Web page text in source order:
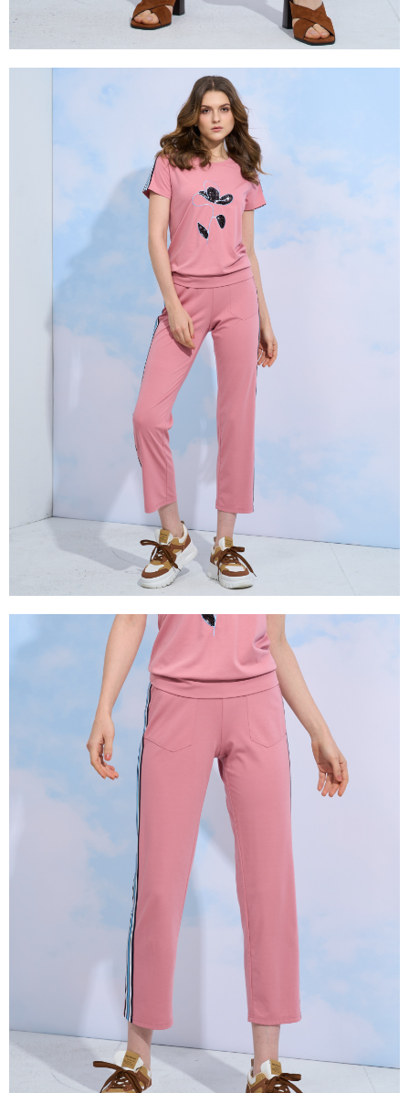
５．嚴禁一人註冊多個帳號或使用他人資訊註冊。若發現惡意使用之情形，
恩沛科技股份有限公司將有權停止該用戶之使用額度並採取法律行動。